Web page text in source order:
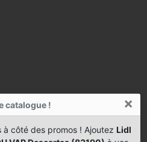
catalogue ! ×
à côté des promos ! Ajoutez Lidl